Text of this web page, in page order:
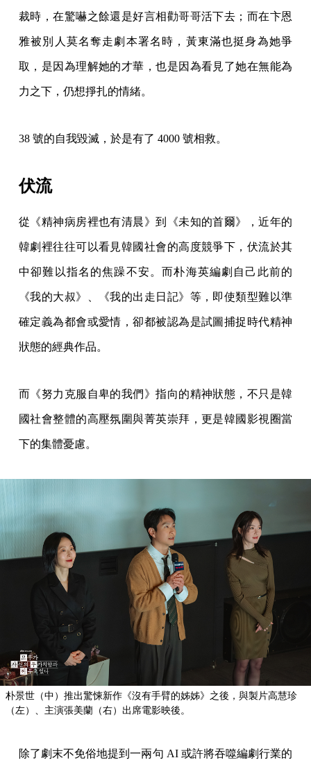
裁時，在驚嚇之餘還是好言相勸哥哥活下去；而在卞恩
雅被別人莫名奪走劇本署名時，黃東滿也挺身為她爭
取，是因為理解她的才華，也是因為看見了她在無能為
力之下，仍想掙扎的情緒。
38 號的自我毀滅，於是有了 4000 號相救。
伏流
從《精神病房裡也有清晨》到《未知的首爾》，近年的
韓劇裡往往可以看見韓國社會的高度競爭下，伏流於其
中卻難以指名的焦躁不安。而朴海英編劇自己此前的
《我的大叔》、《我的出走日記》等，即使類型難以準
確定義為都會或愛情，卻都被認為是試圖捕捉時代精神
狀態的經典作品。
而《努力克服自卑的我們》指向的精神狀態，不只是韓
國社會整體的高壓氛圍與菁英崇拜，更是韓國影視圈當
下的集體憂慮。
朴景世（中）推出驚悚新作《沒有手臂的姊姊》之後，與製片高慧珍
（左）、主演張美蘭（右）出席電影映後。
除了劇末不免俗地提到一兩句 AI 或許將吞噬編劇行業的